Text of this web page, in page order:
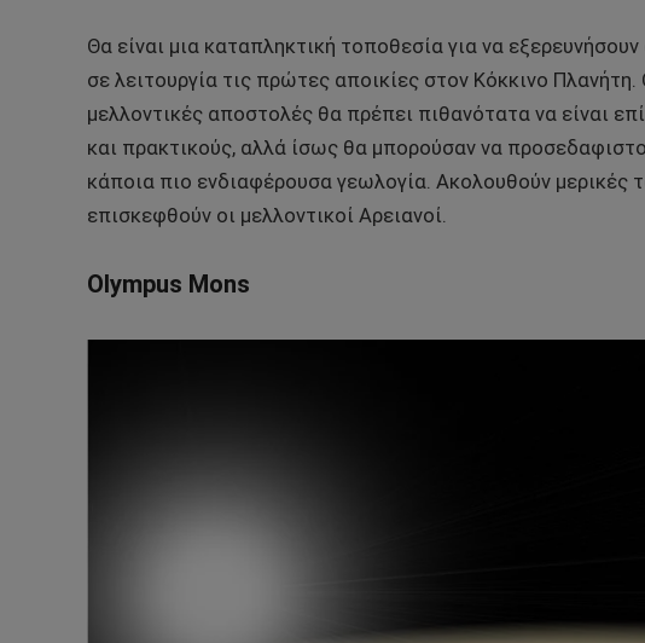
Θα είναι μια καταπληκτική τοποθεσία για να
σε λειτουργία τις πρώτες αποικίες στον Κόκκινο
μελλοντικές αποστολές θα πρέπει πιθανότατα να είναι
και πρακτικούς, αλλά ίσως θα μπορούσαν να
κάποια πιο ενδιαφέρουσα γεωλογία. Ακολουθούν μερικές
επισκεφθούν οι μελλοντικοί Αρειανοί.
Olympus Mons